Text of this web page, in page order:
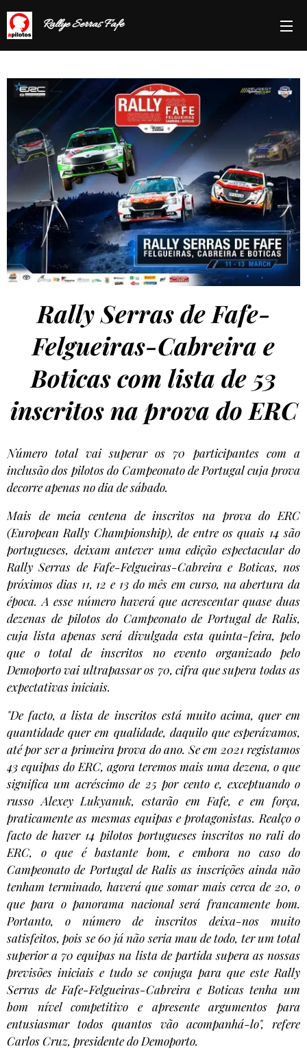
Rallye Serras Fafe
Rally Serras de Fafe-
Felgueiras-Cabreira e
Boticas com lista de 53
inscritos na prova do ERC
Número total vai superar os 70 participantes com a
inclusão dos pilotos do Campeonato de Portugal cuja prova
decorre apenas no dia de sábado.
Mais de meia centena de inscritos na prova do ERC
(European Rally Championship), de entre os quais 14 são
portugueses, deixam antever uma edição espectacular do
Rally Serras de Fafe-Felgueiras-Cabreira e Boticas, nos
próximos dias 11, 12 e 13 do mês em curso, na abertura da
época. A esse número haverá que acrescentar quase duas
dezenas de pilotos do Campeonato de Portugal de Ralis,
cuja lista apenas será divulgada esta quinta-feira, pelo
que o total de inscritos no evento organizado pelo
Demoporto vai ultrapassar os 70, cifra que supera todas as
expectativas iniciais.
"De facto, a lista de inscritos está muito acima, quer em
quantidade quer em qualidade, daquilo que esperávamos,
até por ser a primeira prova do ano. Se em 2021 registamos
43 equipas do ERC, agora teremos mais uma dezena, o que
significa um acréscimo de 25 por cento e, exceptuando o
russo Alexey Lukyanuk, estarão em Fafe, e em força,
praticamente as mesmas equipas e protagonistas. Realço o
facto de haver 14 pilotos portugueses inscritos no rali do
ERC, o que é bastante bom, e embora no caso do
Campeonato de Portugal de Ralis as inscrições ainda não
tenham terminado, haverá que somar mais cerca de 20, o
que para o panorama nacional será francamente bom.
Portanto, o número de inscritos deixa-nos muito
satisfeitos, pois se 60 já não seria mau de todo, ter um total
superior a 70 equipas na lista de partida supera as nossas
previsões iniciais e tudo se conjuga para que este Rally
Serras de Fafe-Felgueiras-Cabreira e Boticas tenha um
bom nível competitivo e apresente argumentos para
entusiasmar todos quantos vão acompanhá-lo", refere
Carlos Cruz, presidente do Demoporto.